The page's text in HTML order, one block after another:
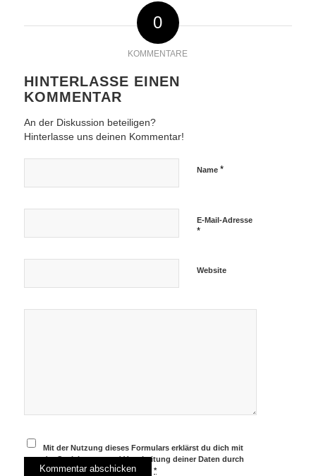
0
KOMMENTARE
HINTERLASSE EINEN
KOMMENTAR
An der Diskussion beteiligen?
Hinterlasse uns deinen Kommentar!
Name *
E-Mail-Adresse
*
Website
Mit der Nutzung dieses Formulars erklärst du dich mit
der Speicherung und Verarbeitung deiner Daten durch
diese Website einverstanden.*